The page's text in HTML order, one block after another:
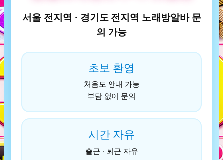
서울 전지역 · 경기도 전지역 노래방알바 문
의 가능
초보 환영
처음도 안내 가능
부담 없이 문의
시간 자유
출근 · 퇴근 자유